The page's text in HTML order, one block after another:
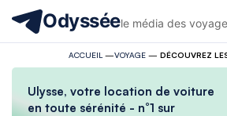
Odysséele média des
ACCUEIL —VOYAGE—
Ulysse, votre location de voiture
en toute sérénité - n°1 sur